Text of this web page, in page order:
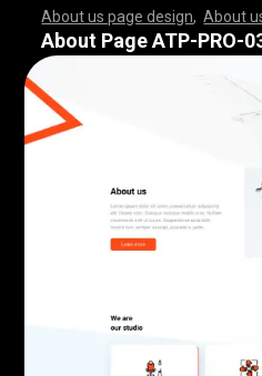
About us page design ,About
,,,,,,,,,,,,,,,,,,,,,,,, ,,,,,,,,,
,,,,,,,,,,,,,,,,,,,,,,,, ,,,,,,,,,
,,,,,,,,,,,,,,,,,,,,,,,, ,,,,,,,,,
,,,,,,,,,,,,,,,,,,,,,,,, ,,,,,,,,,
,,,,,,,,,,,,,,,,,,,,,,,, ,,,,,,,,,
,,,,,,,,,,,,,,,,,,,,,,,, ,,,,,,,,,
,,,,,,,,,,,,,,,,,,,,,,,, ,,,,,,,,,
,,,,,,,,,,,,,,,,,,,,,,,, ,,,,,,,,,
About Page ATP-PRO-